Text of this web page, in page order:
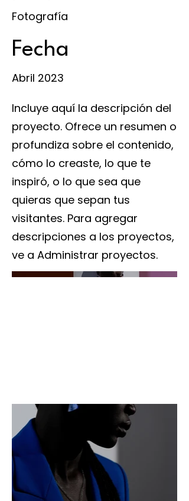
Fotografía
Fecha
Abril 2023
Incluye aquí la descripción del
proyecto. Ofrece un resumen o
profundiza sobre el contenido,
cómo lo creaste, lo que te
inspiró, o lo que sea que
quieras que sepan tus
visitantes. Para agregar
descripciones a los proyectos,
ve a Administrar proyectos.